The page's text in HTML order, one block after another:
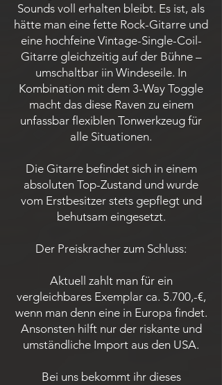
Sounds voll erhalten bleibt. Es ist, als
hätte man eine fette Rock-Gitarre und
eine hochfeine Vintage-Single-Coil-
Gitarre gleichzeitig auf der Bühne –
umschaltbar iin Windeseile. In
Kombination mit dem 3-Way Toggle
macht das diese Raven zu einem
unfassbar flexiblen Tonwerkzeug für
alle Situationen.
Die Gitarre befindet sich in einem
absoluten Top-Zustand und wurde
vom Erstbesitzer stets gepflegt und
behutsam eingesetzt.
Der Preiskracher zum Schluss:
Aktuell zahlt man für ein
vergleichbares Exemplar ca. 5.700,-€,
wenn man denn eine in Europa findet.
Ansonsten hilft nur der riskante und
umständliche Import aus den USA.
Bei uns bekommt ihr dieses